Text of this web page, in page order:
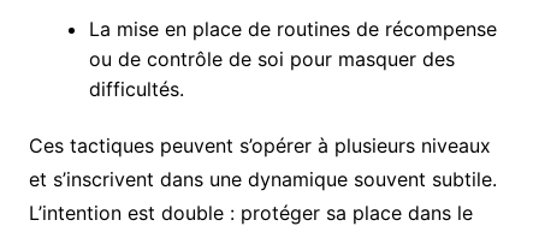
La mise en place de routines de récompense
ou de contrôle de soi pour masquer des
difficultés.
Ces tactiques peuvent s’opérer à plusieurs niveaux
et s’inscrivent dans une dynamique souvent subtile.
L’intention est double : protéger sa place dans le